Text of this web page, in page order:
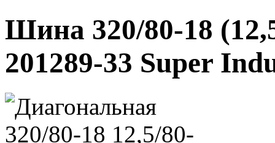
Шина 320/80-18
201289-33 Super